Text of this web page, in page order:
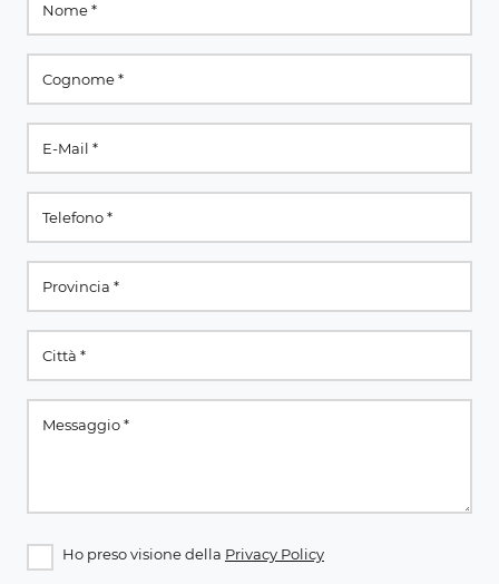
Ho preso visione della Privacy Policy